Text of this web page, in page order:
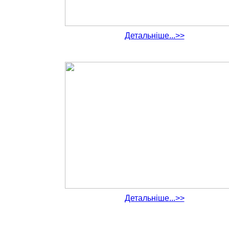
Детальніше...>>
Детальніше...>>